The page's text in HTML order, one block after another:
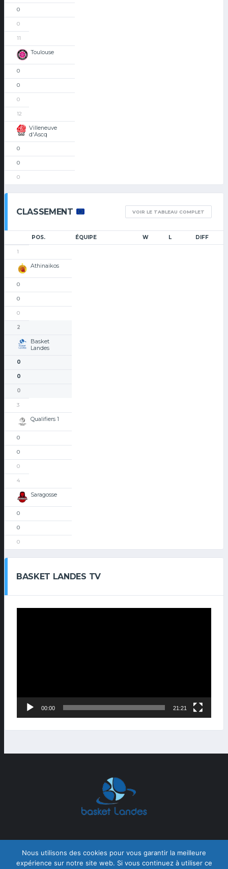
0
0
11
Toulouse
0
0
0
12
Villeneuve
d'Ascq
0
0
0
CLASSEMENT VOIR LE TABLEAU COMPLET
POS. ÉQUIPE W L DIFF
1
Athinaikos
0
0
0
2
Basket
Landes
0
0
0
3
Qualifiers 1
0
0
0
4
Saragosse
0
0
0
BASKET LANDES TV
00:00 21:21
Nous utilisons des cookies pour vous garantir la meilleure
expérience sur notre site web. Si vous continuez à utiliser ce